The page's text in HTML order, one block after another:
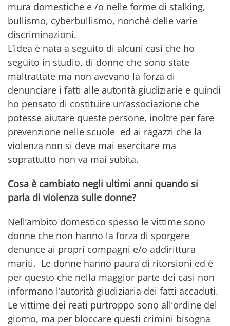
mura domestiche e /o nelle forme di stalking,
bullismo, cyberbullismo, nonché delle varie
discriminazioni.
L’idea è nata a seguito di alcuni casi che ho
seguito in studio, di donne che sono state
maltrattate ma non avevano la forza di
denunciare i fatti alle autorità giudiziarie e quindi
ho pensato di costituire un’associazione che
potesse aiutare queste persone, inoltre per fare
prevenzione nelle scuole ed ai ragazzi che la
violenza non si deve mai esercitare ma
soprattutto non va mai subita.
Cosa è cambiato negli ultimi anni quando si
parla di violenza sulle donne?
Nell’ambito domestico spesso le vittime sono
donne che non hanno la forza di sporgere
denunce ai propri compagni e/o addirittura
mariti. Le donne hanno paura di ritorsioni ed è
per questo che nella maggior parte dei casi non
informano l’autorità giudiziaria dei fatti accaduti.
Le vittime dei reati purtroppo sono all’ordine del
giorno, ma per bloccare questi crimini bisogna